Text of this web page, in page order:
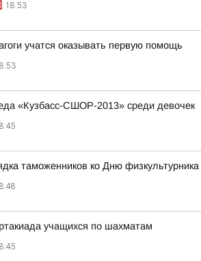
18:53
учатся оказывать первую помощь
«Кузбасс-СШОР-2013» среди девочек
таможенников ко Дню физкультурника
учащихся по шахматам